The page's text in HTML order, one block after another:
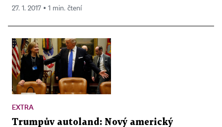
27. 1. 2017 ▪ 1 min. čtení
EXTRA
Trumpův autoland: Nový americký